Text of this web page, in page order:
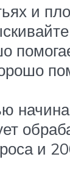
и
и